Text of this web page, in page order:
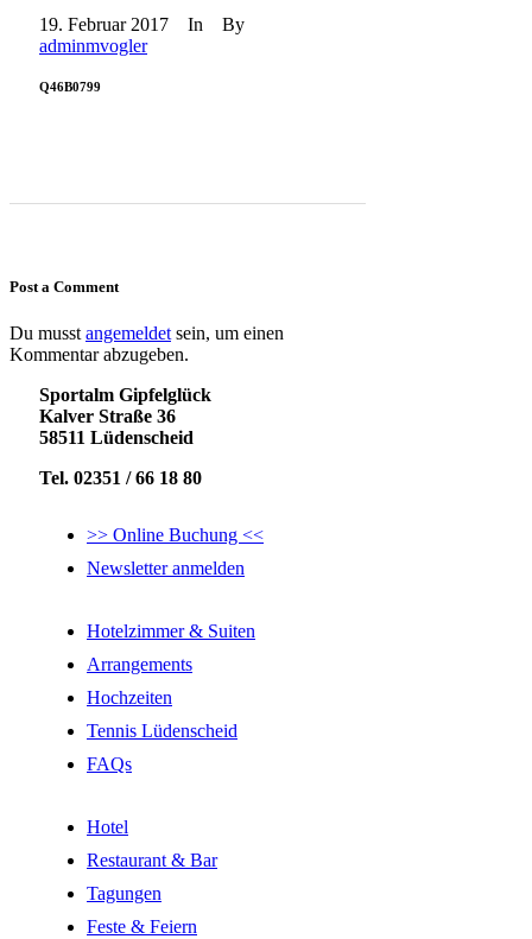
19. Februar 2017 In
By
adminmvogler
Q46B0799
Post a Comment
Du musstangemeldetsein, um einen
Kommentar abzugeben.
Sportalm Gipfelglück
Kalver Straße 36
58511 Lüdenscheid
Tel. 02351 / 66 18 80
>> Online Buchung <<
Newsletter anmelden
Hotelzimmer & Suiten
Arrangements
Hochzeiten
Tennis Lüdenscheid
FAQs
Hotel
Restaurant & Bar
Tagungen
Feste & Feiern